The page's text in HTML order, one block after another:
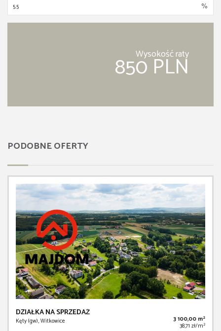
%
Wysokość raty
850 PLN
PODOBNE OFERTY
DZIAŁKA NA SPRZEDAŻ
Kęty (gw), Witkowice 3 100,00 m2
38,71 zł/m2